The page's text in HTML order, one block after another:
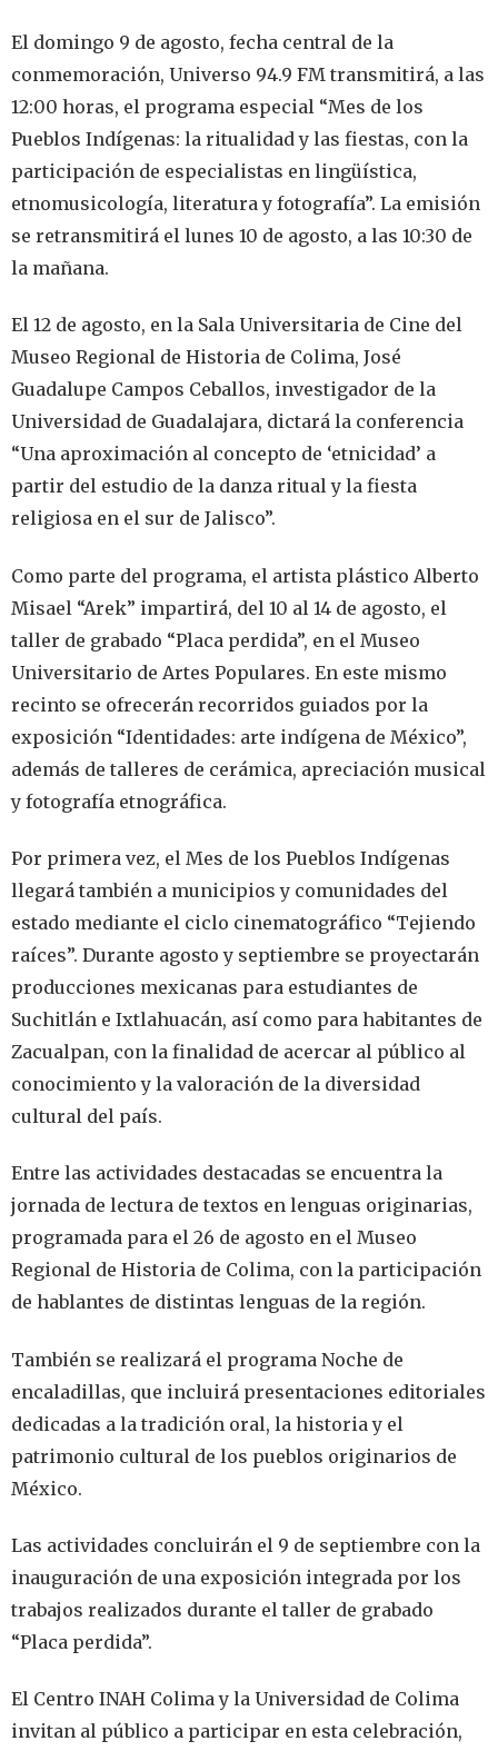
El domingo 9 de agosto, fecha central de la
conmemoración, Universo 94.9 FM transmitirá, a las
12:00 horas, el programa especial “Mes de los
Pueblos Indígenas: la ritualidad y las fiestas, con la
participación de especialistas en lingüística,
etnomusicología, literatura y fotografía”. La emisión
se retransmitirá el lunes 10 de agosto, a las 10:30 de
la mañana.
El 12 de agosto, en la Sala Universitaria de Cine del
Museo Regional de Historia de Colima, José
Guadalupe Campos Ceballos, investigador de la
Universidad de Guadalajara, dictará la conferencia
“Una aproximación al concepto de ‘etnicidad’ a
partir del estudio de la danza ritual y la fiesta
religiosa en el sur de Jalisco”.
Como parte del programa, el artista plástico Alberto
Misael “Arek” impartirá, del 10 al 14 de agosto, el
taller de grabado “Placa perdida”, en el Museo
Universitario de Artes Populares. En este mismo
recinto se ofrecerán recorridos guiados por la
exposición “Identidades: arte indígena de México”,
además de talleres de cerámica, apreciación musical
y fotografía etnográfica.
Por primera vez, el Mes de los Pueblos Indígenas
llegará también a municipios y comunidades del
estado mediante el ciclo cinematográfico “Tejiendo
raíces”. Durante agosto y septiembre se proyectarán
producciones mexicanas para estudiantes de
Suchitlán e Ixtlahuacán, así como para habitantes de
Zacualpan, con la finalidad de acercar al público al
conocimiento y la valoración de la diversidad
cultural del país.
Entre las actividades destacadas se encuentra la
jornada de lectura de textos en lenguas originarias,
programada para el 26 de agosto en el Museo
Regional de Historia de Colima, con la participación
de hablantes de distintas lenguas de la región.
También se realizará el programa Noche de
encaladillas, que incluirá presentaciones editoriales
dedicadas a la tradición oral, la historia y el
patrimonio cultural de los pueblos originarios de
México.
Las actividades concluirán el 9 de septiembre con la
inauguración de una exposición integrada por los
trabajos realizados durante el taller de grabado
“Placa perdida”.
El Centro INAH Colima y la Universidad de Colima
invitan al público a participar en esta celebración,